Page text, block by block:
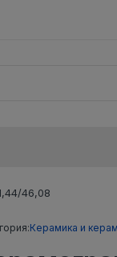
46,08
Керамика и